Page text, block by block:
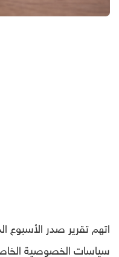
اتهم تقرير صدر الأسبوع
سياسات الخصوصية